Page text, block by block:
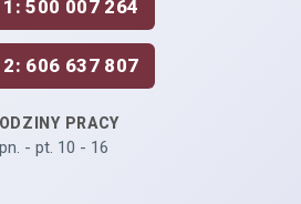
500 007 264
606 637 807
PRACY
pn. - pt. 10 - 16